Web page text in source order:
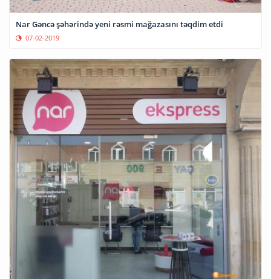
Nar Gəncə şəhərində yeni rəsmi mağazasını təqdim etdi
07-02-2019